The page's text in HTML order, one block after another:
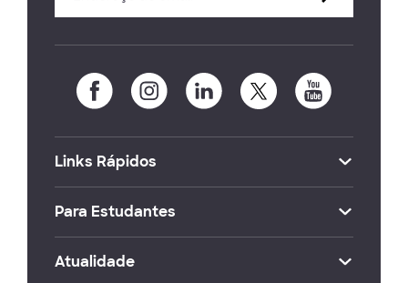
Links Rápidos
Para Estudantes
Atualidade